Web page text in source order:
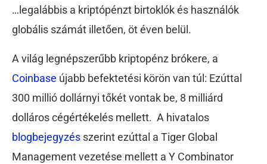
…legalábbis a kriptópénzt birtoklók és használók
globális számát illetően, öt éven belül.
A világ legnépszerűbb kriptopénz brókere, a
Coinbase újabb befektetési körön van túl: Ezúttal
300 millió dollárnyi tőkét vontak be, 8 milliárd
dolláros cégértékelés mellett. A hivatalos
blogbejegyzés szerint ezúttal a Tiger Global
Management vezetése mellett a Y Combinator